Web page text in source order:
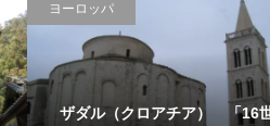
ヨーロッパ
ザダル（クロアチア） 「16